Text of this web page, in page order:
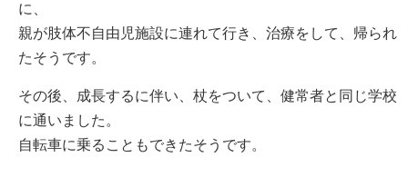
に、
親が肢体不自由児施設に連れて行き、治療をして、帰られ
たそうです。
その後、成長するに伴い、杖をついて、健常者と同じ学校
に通いました。
自転車に乗ることもできたそうです。